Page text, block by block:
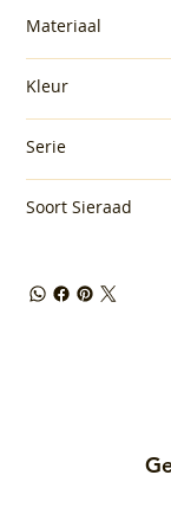
Materiaal
Kleur
Serie
Soort Sieraad